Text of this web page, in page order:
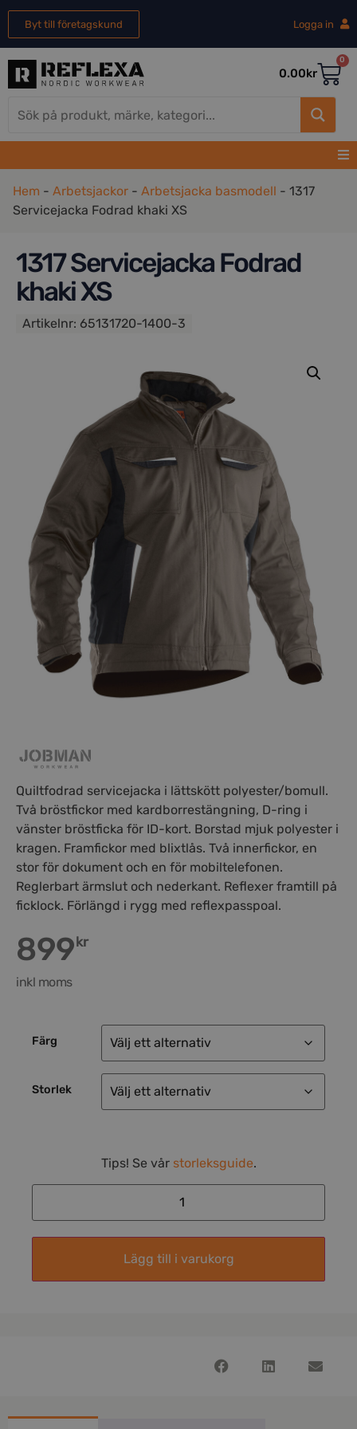
Byt till företagskund Logga in
0.00kr
0
Hem - Arbetsjackor - Arbetsjacka basmodell - 1317
Servicejacka Fodrad khaki XS
1317 Servicejacka Fodrad
khaki XS
Artikelnr: 65131720-1400-3
Quiltfodrad servicejacka i lättskött polyester/bomull.
Två bröstfickor med kardborrestängning, D-ring i
vänster bröstficka för ID-kort. Borstad mjuk polyester i
kragen. Framfickor med blixtlås. Två innerfickor, en
stor för dokument och en för mobiltelefonen.
Reglerbart ärmslut och nederkant. Reflexer framtill på
ficklock. Förlängd i rygg med reflexpasspoal.
899kr
inkl moms
Färg
Storlek
Tips! Se vår storleksguide.
Lägg till i varukorg